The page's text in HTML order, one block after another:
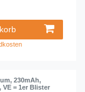
230mAh,
VE = 1er Blister